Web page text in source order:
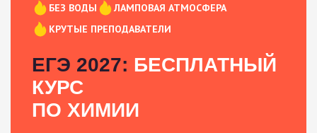
БЕЗ ВОДЫ
ЛАМПОВАЯ АТМОСФЕРА
КРУТЫЕ ПРЕПОДАВАТЕЛИ
ЕГЭ 2027: БЕСПЛАТНЫЙ
КУРС
ПО ХИМИИ